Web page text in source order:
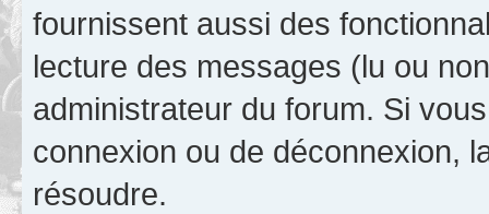
fournissent aussi des
lecture des messages (lu ou
administrateur du forum. Si
connexion ou de déconnexion,
résoudre.